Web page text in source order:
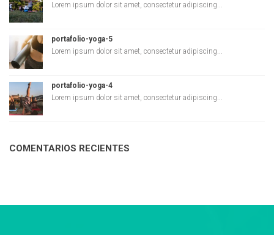
Lorem ipsum dolor sit amet, consectetur adipiscing...
portafolio-yoga-5
Lorem ipsum dolor sit amet, consectetur adipiscing...
portafolio-yoga-4
Lorem ipsum dolor sit amet, consectetur adipiscing...
COMENTARIOS RECIENTES